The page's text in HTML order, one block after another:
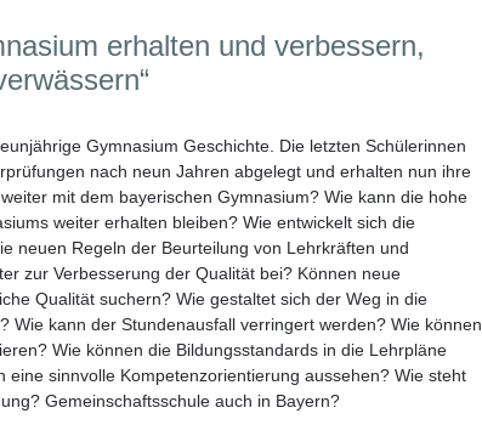
erhalten und verbessern,
Gymnasium Geschichte. Die letzten Schülerinnen
nach neun Jahren abgelegt und erhalten nun ihre
mit dem bayerischen Gymnasium? Wie kann die hohe
weiter erhalten bleiben? Wie entwickelt sich die
neuen Regeln der Beurteilung von Lehrkräften und
zur Verbesserung der Qualität bei? Können neue
Qualität suchern? Wie gestaltet sich der Weg in die
Wie kann der Stundenausfall verringert werden? Wie können
Wie können die Bildungsstandards in die Lehrpläne
eine sinnvolle Kompetenzorientierung aussehen? Wie steht
Gemeinschaftsschule auch in Bayern?